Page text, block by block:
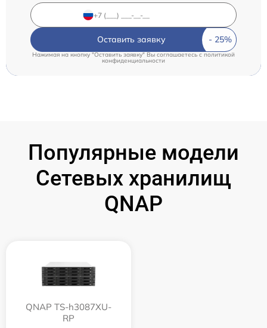
Оставить заявку
Нажимая на кнопку "Оставить заявку" Вы соглашаетесь cполитикой
конфиденциальности
Популярные модели
Сетевых хранилищ
QNAP
QNAP TS-h3087XU-
RP